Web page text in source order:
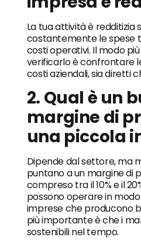
La tua attività è redditizia
costantemente le spese
costi operativi. Il modo
verificarlo è confrontare
costi aziendali, sia diretti
2. Qual è un
margine di
una piccola
Dipende dal settore, ma
puntano a un margine di
compreso tra il 10% e il
possono operare in
imprese che producono
più importante è che i
sostenibili nel tempo.